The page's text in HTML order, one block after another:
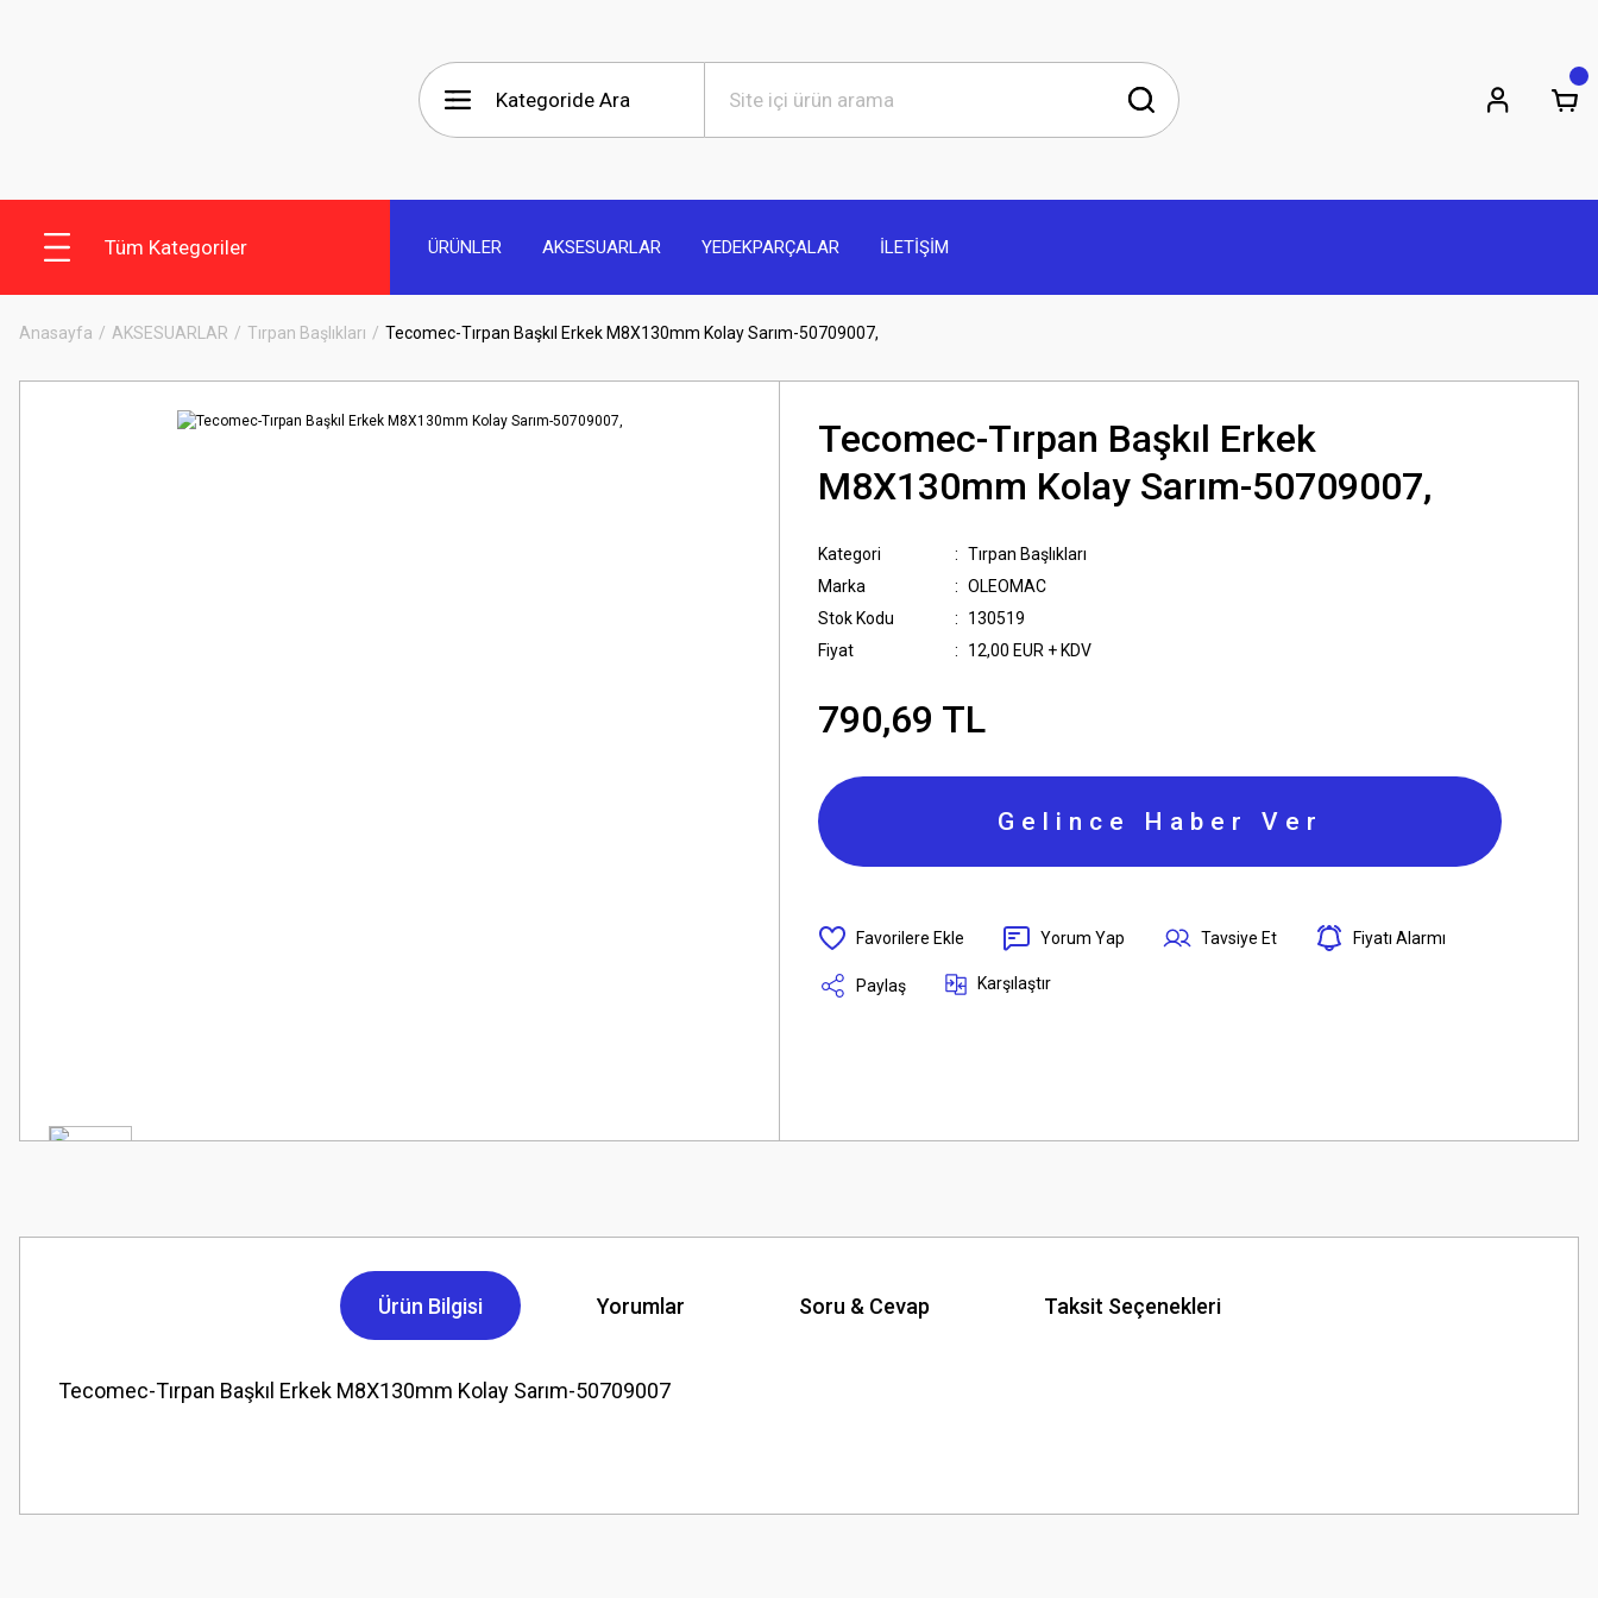
Tüm Kategoriler ÜRÜNLER AKSESUARLAR YEDEKPARÇALAR İLETİŞİM
Anasayfa AKSESUARLAR Tırpan Başlıkları Tecomec-Tırpan Başkıl Erkek M8X130mm Kolay Sarım-50709007,
Tecomec-Tırpan Başkıl Erkek
M8X130mm Kolay Sarım-50709007,
Kategori
Tırpan Başlıkları
Marka
OLEOMAC
Stok Kodu
130519
Fiyat
12,00 EUR + KDV
790,69 TL
Gelince Haber Ver
Yorum Yap Tavsiye Et Fiyatı Alarmı
Paylaş Karşılaştır
Ürün Bilgisi Yorumlar Soru & Cevap Taksit Seçenekleri
Tecomec-Tırpan Başkıl Erkek M8X130mm Kolay Sarım-50709007